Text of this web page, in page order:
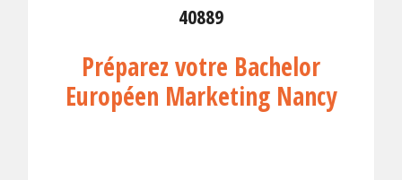
40889
Préparez votre Bachelor
Européen Marketing Nancy